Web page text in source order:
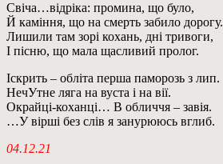
Свіча…відріка: промина, що було,
Й каміння, що на смерть забило дорогу.
Лишили там зорі кохань, дні тривоги,
І пісню, що мала щасливий пролог.
Іскрить – обліта перша паморозь з лип.
НечУтне ляга на вуста і на вії.
Окрайці-коханці… В обличчя – завія.
…У вірші без слів я занурююсь вглиб.
04.12.21